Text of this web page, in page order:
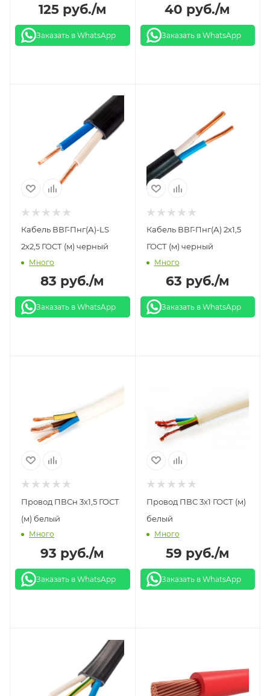
125руб./м
Заказать в WhatsApp
40 руб./м
Заказать в WhatsApp
Кабель ВВГ-Пнг(А)-LS
2х2,5 ГОСТ (м) черный
Много
83 руб./м
Заказать в WhatsApp
Кабель ВВГ-Пнг(А) 2х1,5
ГОСТ (м) черный
Много
63 руб./м
Заказать в WhatsApp
Провод ПВСн 3х1,5 ГОСТ
(м) белый
Много
93 руб./м
Заказать в WhatsApp
Провод ПВС 3х1 ГОСТ (м)
белый
Много
59 руб./м
Заказать в WhatsApp